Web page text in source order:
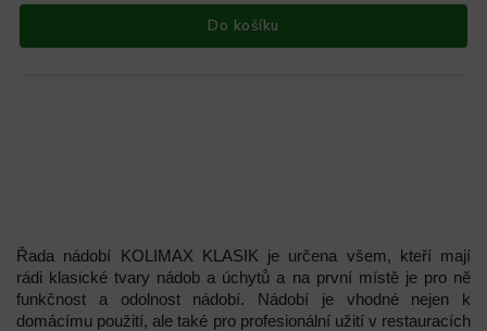
Do košíku
Řada nádobí KOLIMAX KLASIK je určena všem, kteří mají
rádi klasické tvary nádob a úchytů a na první místě je pro ně
funkčnost a odolnost nádobí. Nádobí je vhodné nejen k
domácímu použití, ale také pro profesionální užití v restauracích